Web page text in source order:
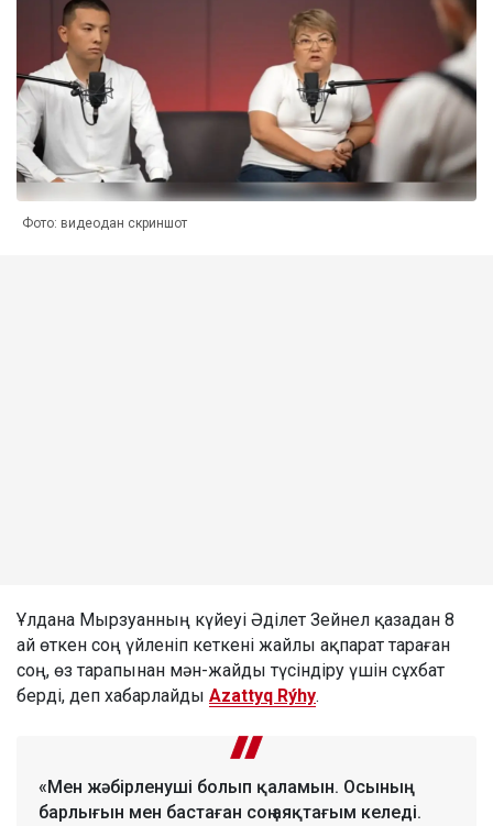
Фото: видеодан скриншот
Ұлдана Мырзуанның күйеуі Әділет Зейнел қазадан 8
ай өткен соң үйленіп кеткені жайлы ақпарат тараған
соң, өз тарапынан мән-жайды түсіндіру үшін сұхбат
берді, деп хабарлайды Azattyq Rýhy.
«Мен жәбірленуші болып қаламын. Осының
барлығын мен бастаған соң аяқтағым келеді.